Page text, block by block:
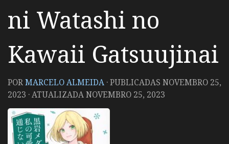
ni Watashi no
Kawaii Gatsuujinai
PORMARCELO ALMEIDA · PUBLICADAS NOVEMBRO 25,
2023 · ATUALIZADANOVEMBRO 25, 2023